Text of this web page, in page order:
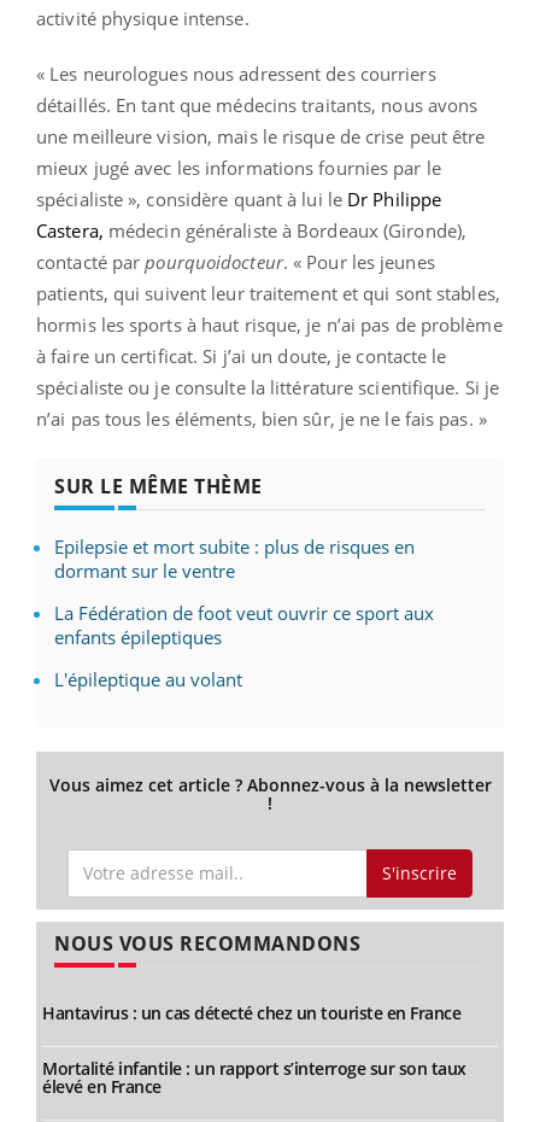
activité physique intense.
« Les neurologues nous adressent des courriers
détaillés. En tant que médecins traitants, nous avons
une meilleure vision, mais le risque de crise peut être
mieux jugé avec les informations fournies par le
spécialiste », considère quant à lui le Dr Philippe
Castera, médecin généraliste à Bordeaux (Gironde),
contacté parpourquoidocteur. « Pour les jeunes
patients, qui suivent leur traitement et qui sont stables,
hormis les sports à haut risque, je n’ai pas de problème
à faire un certificat. Si j’ai un doute, je contacte le
spécialiste ou je consulte la littérature scientifique. Si je
n’ai pas tous les éléments, bien sûr, je ne le fais pas. »
SUR LE MÊME THÈME
Epilepsie et mort subite : plus de risques en
dormant sur le ventre
La Fédération de foot veut ouvrir ce sport aux
enfants épileptiques
L'épileptique au volant
Vous aimez cet article ? Abonnez-vous à la newsletter
!
S'inscrire
NOUS VOUS RECOMMANDONS
Hantavirus : un cas détecté chez un touriste en France
Mortalité infantile : un rapport s’interroge sur son taux
élevé en France